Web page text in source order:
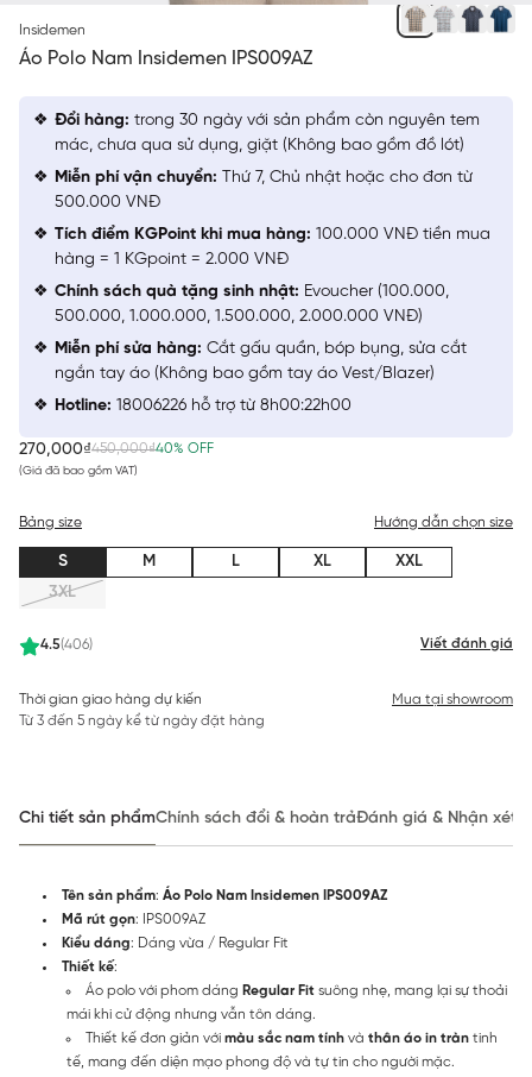
Insidemen
Áo Polo Nam Insidemen IPS009AZ
270,000₫450,000₫40% OFF
(Giá đã bao gồm VAT)
4.5(406) Viết đánh giá
Bảng size Hướng dẫn chọn size
S M L XL
XXL
3XL
Thời gian giao hàng dự kiến
Từ 3 đến 5 ngày kể từ ngày đặt hàng
Mua tại showroom
Đổi hàng: trong 30 ngày với sản phẩm còn nguyên tem
mác, chưa qua sử dụng, giặt (Không bao gồm đồ lót)
Miễn phí vận chuyển: Thứ 7, Chủ nhật hoặc cho đơn từ
500.000 VNĐ
Tích điểm KGPoint khi mua hàng: 100.000 VNĐ tiền mua
hàng = 1 KGpoint = 2.000 VNĐ
Chính sách quà tặng sinh nhật: Evoucher (100.000,
500.000, 1.000.000, 1.500.000, 2.000.000 VNĐ)
Miễn phí sửa hàng: Cắt gấu quần, bóp bụng, sửa cắt
ngắn tay áo (Không bao gồm tay áo Vest/Blazer)
Hotline: 18006226 hỗ trợ từ 8h00:22h00
Chi tiết sản phẩmChính sách đổi & hoàn trảĐánh giá & Nhận xét
Tên sản phẩm: Áo Polo Nam Insidemen IPS009AZ
Mã rút gọn: IPS009AZ
Kiểu dáng: Dáng vừa / Regular Fit
Thiết kế:
Áo polo với phom dáng Regular Fit suông nhẹ, mang lại sự thoải
mái khi cử động nhưng vẫn tôn dáng.
Thiết kế đơn giản với màu sắc nam tính và thân áo in tràn tinh
tế, mang đến diện mạo phong độ và tự tin cho người mặc.